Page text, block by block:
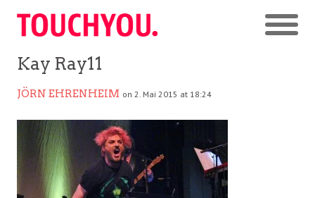
Kay Ray11
JÖRN EHRENHEIM on 2. Mai 2015 at 18:24